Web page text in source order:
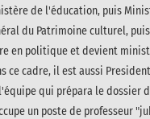
de l'éducation, puis
du Patrimoine culturel,
en politique et devient
ce cadre, il est aussi
qui prépara le dossier
un poste de professeur